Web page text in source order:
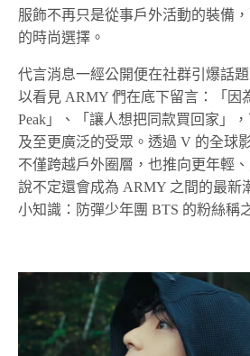
服飾不再只是從事戶外活動的裝備
的時尚選擇。
代言消息一經公開便在社群引爆話
以看見 ARMY 們在底下留言：「因
Peak」、「讓人想把同款買回家」
及至更廣泛的受眾。透過 V 的全球
不僅跨越戶外圈層，也推向更年輕
說不定還會成為 ARMY 之間的最新
小知識：防彈少年團 BTS 的粉絲稱